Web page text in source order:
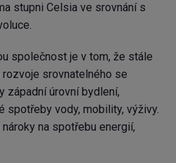
stupni Celsia ve srovnání s
společnost je v tom, že stále
srovnatelného se
západní úrovní bydlení,
spotřeby vody, mobility, výživy.
na spotřebu energií,